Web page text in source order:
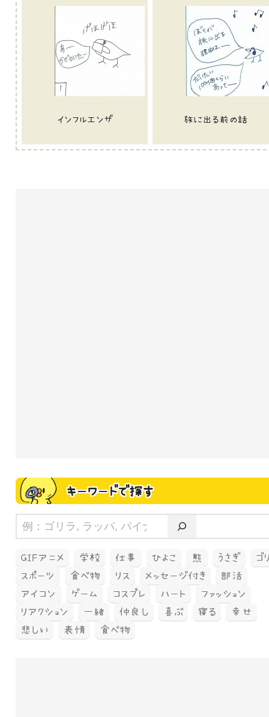
インフルエンザ 旅に出る前の話
キーワードで探す
GIFアニメ 学校 仕事 ひよこ 熊 うさぎ
ゴ
スポーツ
食べ物 リス メッセージ付き
部活
アイコン
ゲーム コスプレ ハート
ファッション
リアクション
一緒 仲良し 喜ぶ 寝る
幸せ
悲しい
表情 食べ物